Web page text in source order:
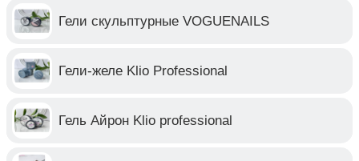
Гели скульптурные VOGUENAILS
Гели-желе Klio Professional
Гель Айрон Klio professional